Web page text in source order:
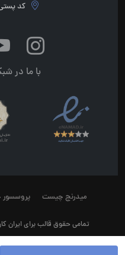
کد پستی :
با ما در
میدرنج چیست
تمامی حقوق قالب برای ایران